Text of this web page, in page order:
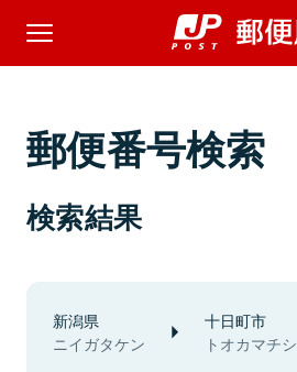
郵便番号検索
検索結果
新潟県
ニイガタケン
十日町市
トオカマチシ